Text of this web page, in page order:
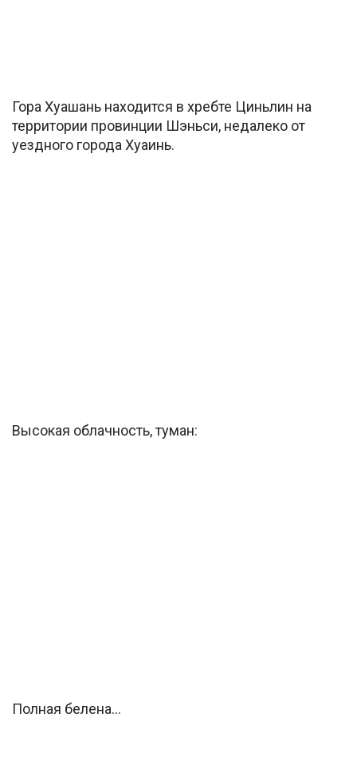
Гора Хуашань находится в хребте Циньлин на
территории провинции Шэньси, недалеко от
уездного города Хуаинь.
Высокая облачность, туман:
Полная белена…